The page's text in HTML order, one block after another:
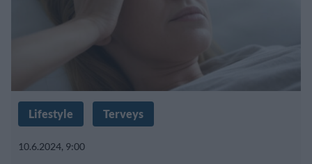
Lifestyle Terveys
10.6.2024, 9:00